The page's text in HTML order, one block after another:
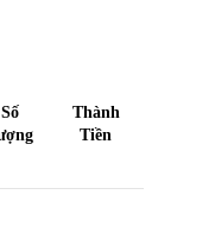
Số
Thành
Tiền